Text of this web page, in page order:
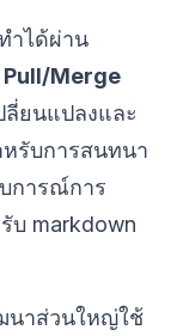
ำได้ผ่าน
Pull/Merge
ลี่ยนแปลงและ
รับการสนทนา
การณ์การ
บ markdown
นาส่วนใหญ่ใช้